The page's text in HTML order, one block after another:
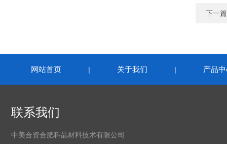
下一
网站首页 | 关于我们 | 产品
联系我们
中美合资合肥科晶材料技术有限公司